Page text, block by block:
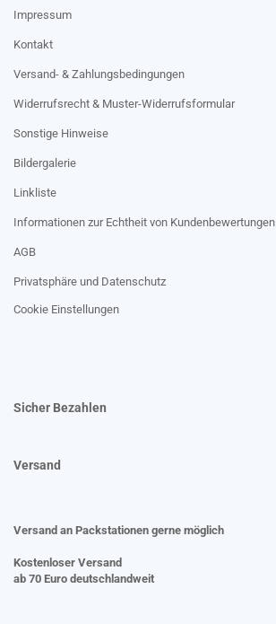
Impressum
Kontakt
Versand- & Zahlungsbedingungen
Widerrufsrecht & Muster-Widerrufsformular
Sonstige Hinweise
Bildergalerie
Linkliste
Informationen zur Echtheit von Kundenbewertungen
AGB
Privatsphäre und Datenschutz
Cookie Einstellungen
Sicher Bezahlen
Versand
Versand an Packstationen gerne möglich
Kostenloser Versand
ab 70 Euro deutschlandweit